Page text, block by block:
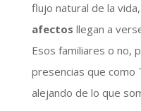
flujo natural de la
afectos llegan a
Esos familiares o no,
presencias que como
alejando de lo que